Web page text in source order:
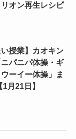
オン再生レシピ
い授業】カオキン
パニパ体操・ギ
ーイー体操」ま
月21日】